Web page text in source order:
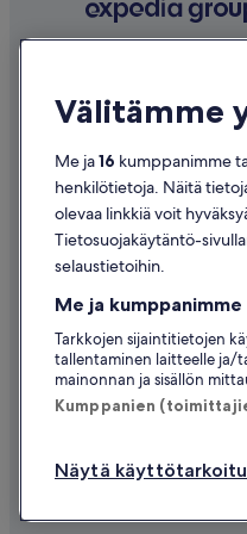
Tietoa yrityksestä
Listaa majoituspaikkasi
Kumppanuudet
Lehdistöhuone
Advertising
Affiliate Marketing
Välitämme
Me ja16 kumppanimme
henkilötietoja. Näitä
olevaa linkkiä voit
Tietosuojakäytäntö-
selaustietoihin.
Me ja
Tarkkojen sijaintitietojen
tallentaminen laitteelle ja/
mainonnan ja sisällön
Kumppanien
Näytä